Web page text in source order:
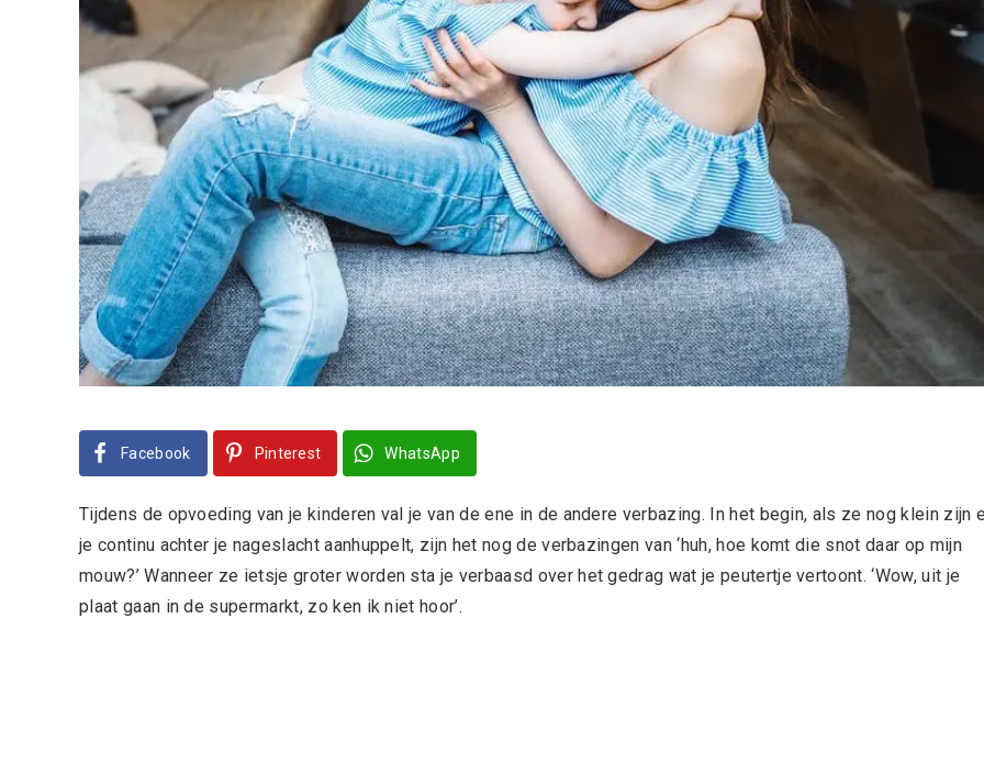
Facebook Pinterest WhatsApp
Tijdens de opvoeding van je kinderen val je van de ene in de andere verbazing. In het begin, als ze nog klein zijn
je continu achter je nageslacht aanhuppelt, zijn het nog de verbazingen van ‘huh, hoe komt die snot daar op mijn
mouw?’ Wanneer ze ietsje groter worden sta je verbaasd over het gedrag wat je peutertje vertoont. ‘Wow, uit je
plaat gaan in de supermarkt, zo ken ik niet hoor’.